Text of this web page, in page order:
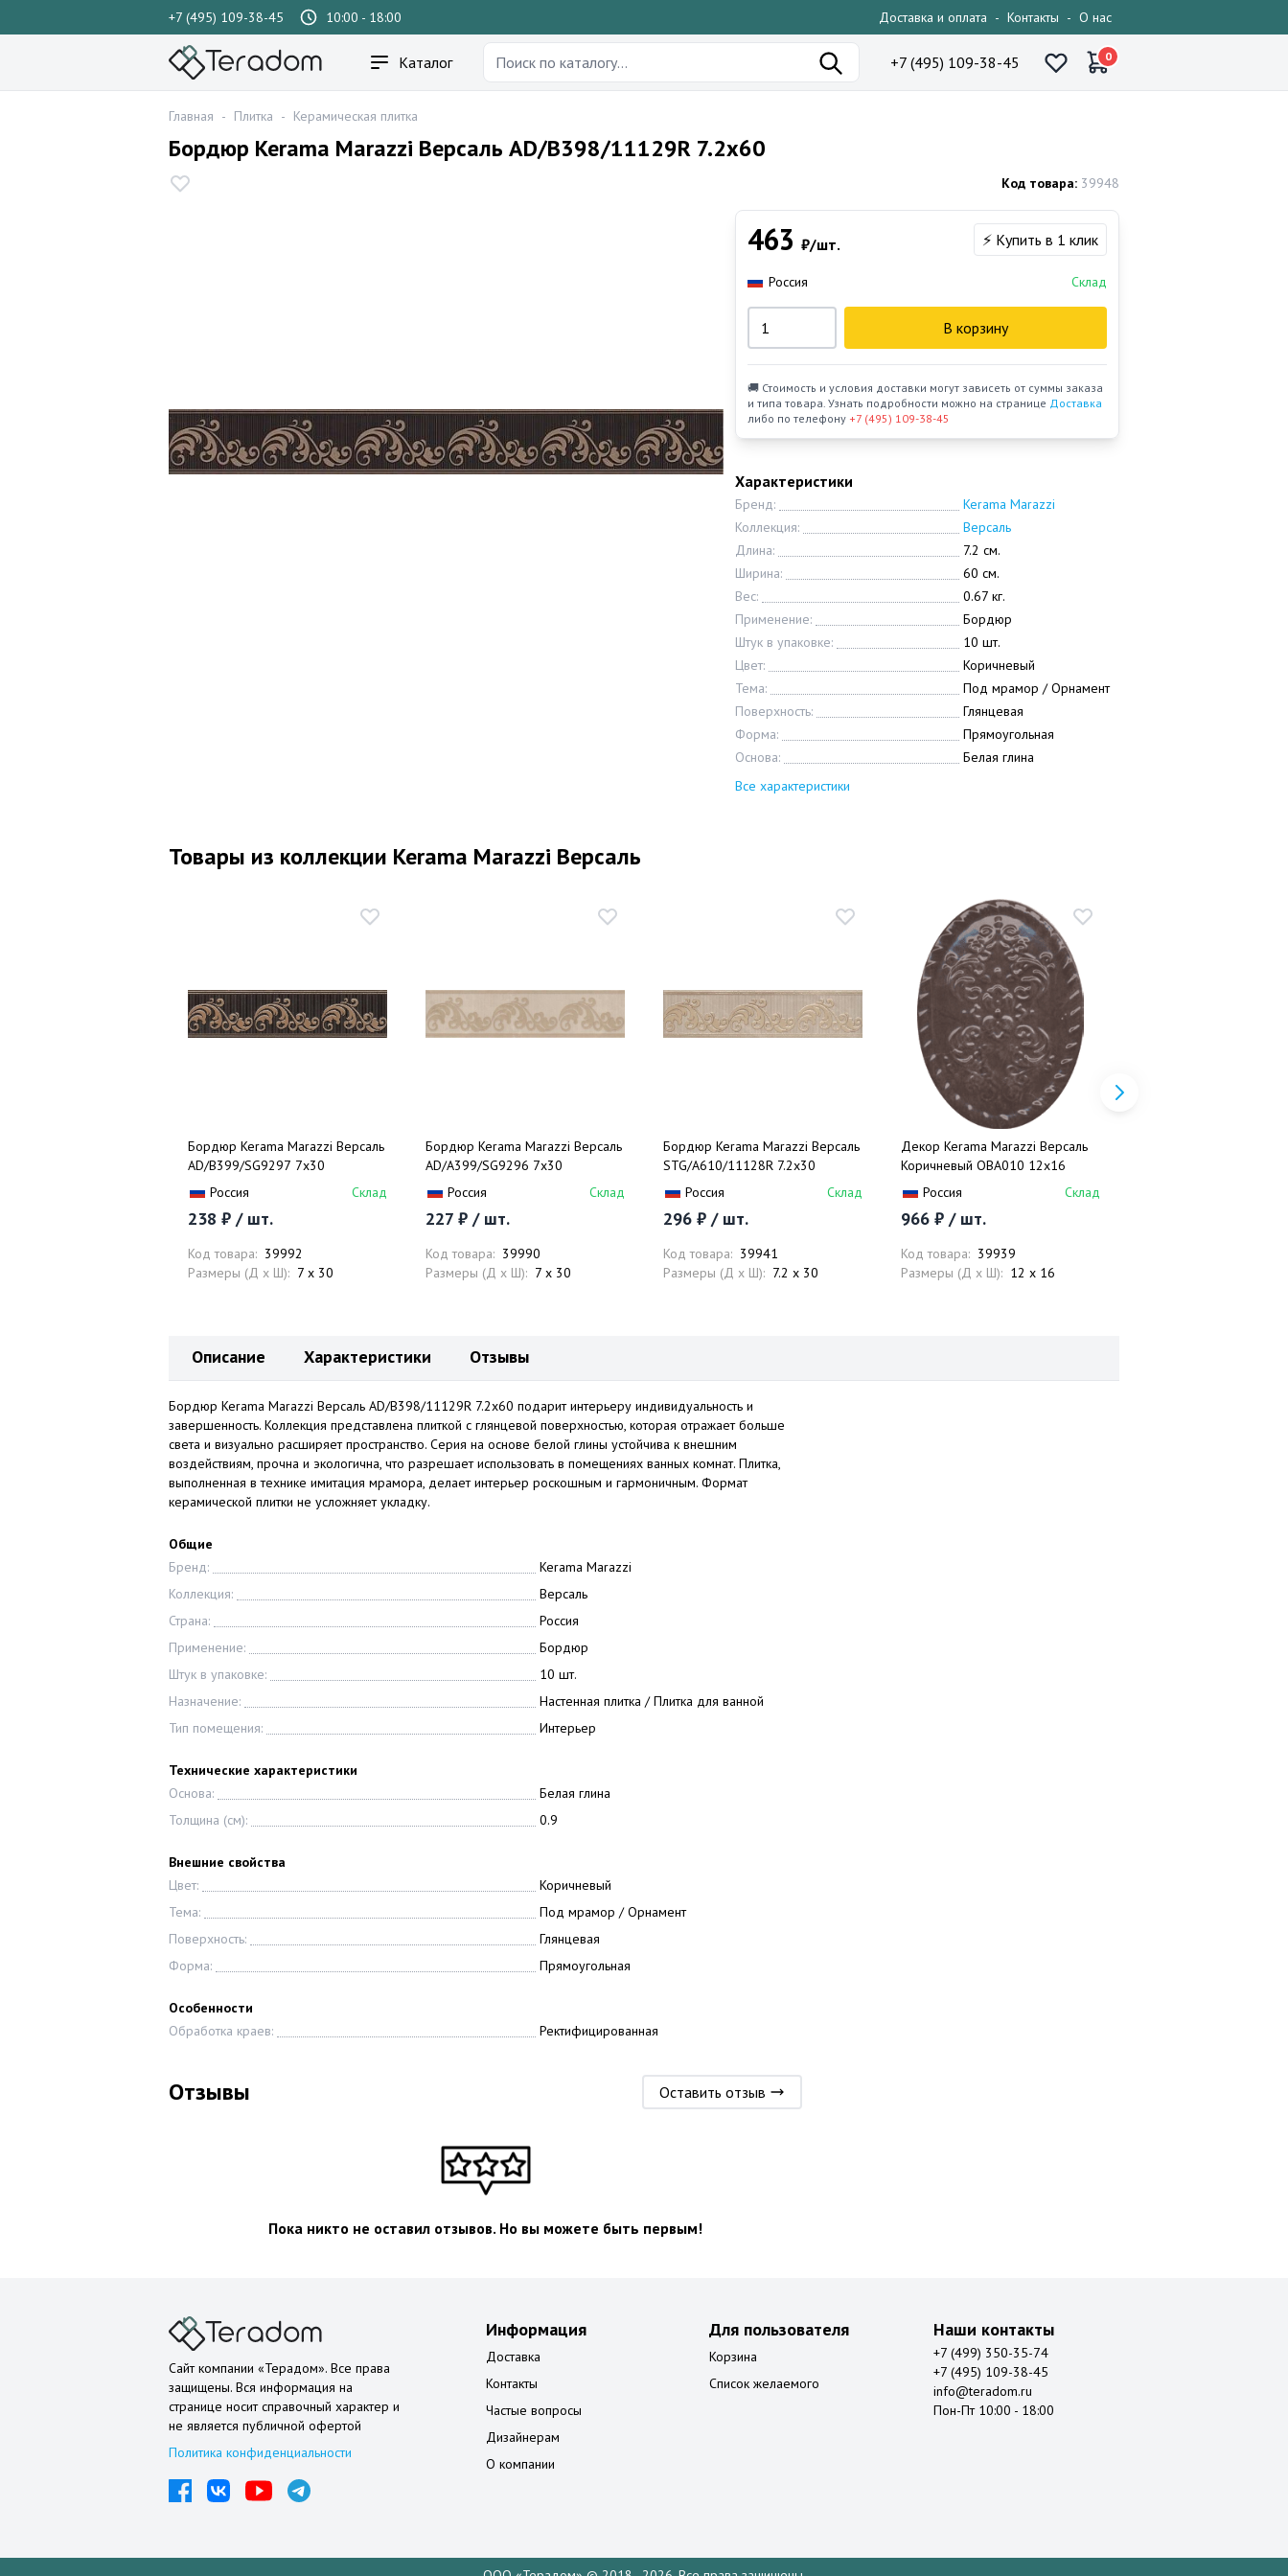
+7 (495) 109-38-45 10:00 - 18:00 Доставка и оплата - Контакты - О нас
Каталог +7 (495) 109-38-45 0
Главная - Плитка - Керамическая плитка
Бордюр Kerama Marazzi Версаль AD/B398/11129R 7.2x60
Код товара: 39948
Характеристики
Бренд:
Kerama Marazzi
Коллекция:
Версаль
Длина:
7.2 см.
Ширина:
60 см.
Вес:
0.67 кг.
Применение:
Бордюр
Штук в упаковке:
10 шт.
Цвет:
Коричневый
Тема:
Под мрамор / Орнамент
Поверхность:
Глянцевая
Форма:
Прямоугольная
Основа:
Белая глина
Все характеристики
463 ₽/шт. ⚡ Купить в 1 клик
Россия Склад
В корзину
🚚 Стоимость и условия доставки могут зависеть от суммы заказа
и типа товара. Узнать подробности можно на странице Доставка
либо по телефону +7 (495) 109-38-45
Товары из коллекции Kerama Marazzi Версаль
Бордюр Kerama Marazzi Версаль
AD/B399/SG9297 7x30
Россия
Склад
238 ₽ / шт.
Код товара: 39992
Размеры (Д x Ш): 7 x 30
Бордюр Kerama Marazzi Версаль
AD/A399/SG9296 7x30
Россия
Склад
227 ₽ / шт.
Код товара: 39990
Размеры (Д x Ш): 7 x 30
Бордюр Kerama Marazzi Версаль
STG/A610/11128R 7.2x30
Россия
Склад
296 ₽ / шт.
Код товара: 39941
Размеры (Д x Ш): 7.2 x 30
Декор Kerama Marazzi Версаль
Коричневый OBA010 12x16
Россия
Склад
966 ₽ / шт.
Код товара: 39939
Размеры (Д x Ш): 12 x 16
Описание Характеристики Отзывы
Бордюр Kerama Marazzi Версаль AD/B398/11129R 7.2x60 подарит интерьеру индивидуальность и
завершенность. Коллекция представлена плиткой с глянцевой поверхностью, которая отражает больше
света и визуально расширяет пространство. Серия на основе белой глины устойчива к внешним
воздействиям, прочна и экологична, что разрешает использовать в помещениях ванных комнат. Плитка,
выполненная в технике имитация мрамора, делает интерьер роскошным и гармоничным. Формат
керамической плитки не усложняет укладку.
Общие
Бренд:
Kerama Marazzi
Коллекция:
Версаль
Страна:
Россия
Применение:
Бордюр
Штук в упаковке:
10 шт.
Назначение:
Настенная плитка / Плитка для ванной
Тип помещения:
Интерьер
Технические характеристики
Основа:
Белая глина
Толщина (см):
0.9
Внешние свойства
Цвет:
Коричневый
Тема:
Под мрамор / Орнамент
Поверхность:
Глянцевая
Форма:
Прямоугольная
Особенности
Обработка краев:
Ректифицированная
Отзывы Оставить отзыв
Пока никто не оставил отзывов. Но вы можете быть первым!
Сайт компании «Терадом». Все права
защищены. Вся информация на
странице носит справочный характер и
не является публичной офертой
Политика конфиденциальности
Информация
Доставка
Контакты
Частые вопросы
Дизайнерам
О компании
Для пользователя
Корзина
Список желаемого
Наши контакты
+7 (499) 350-35-74
+7 (495) 109-38-45
info@teradom.ru
Пон-Пт 10:00 - 18:00